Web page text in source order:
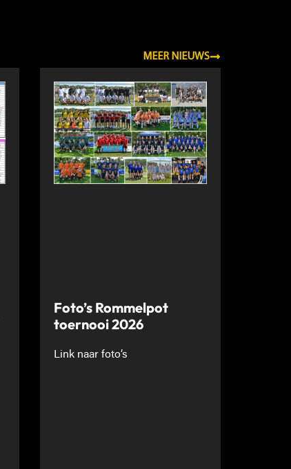
MEER NIEUWS
Foto’s Rommelpot
toernooi 2026
Link naar foto’s